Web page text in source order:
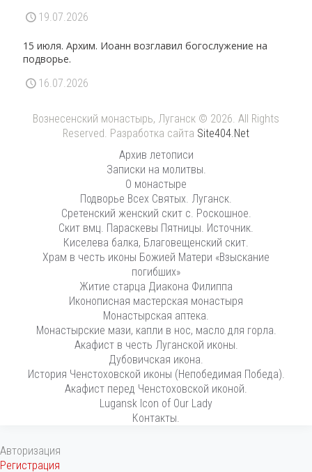
19.07.2026
15 июля. Архим. Иоанн возглавил богослужение на
подворье.
16.07.2026
Вознесенский монастырь, Луганск © 2026. All Rights
Reserved. Разработка сайта Site404.Net
Архив летописи
Записки на молитвы.
О монастыре
Подворье Всех Святых. Луганск.
Сретенский женский скит с. Роскошное.
Скит вмц. Параскевы Пятницы. Источник.
Киселева балка, Благовещенский скит.
Храм в честь иконы Божией Матери «Взыскание
погибших»
Житие старца Диакона Филиппа
Иконописная мастерская монастыря
Монастырская аптека.
Монастырские мази, капли в нос, масло для горла.
Акафист в честь Луганской иконы.
Дубовичская икона.
История Ченстоховской иконы (Непобедимая Победа).
Акафист перед Ченстоховской иконой.
Lugansk Icon of Our Lady
Контакты.
Авторизация
Регистрация